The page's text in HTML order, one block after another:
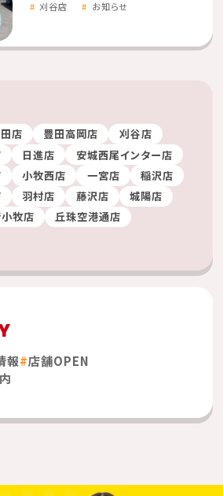
刈谷店 お知らせ
店 豊田高岡店
刈谷店
日進店
安城西尾インター店
小牧西店 一宮店
稲沢店
羽村店 藤沢店
城陽店
牧店
丘珠空港通店
報 店舗OPEN